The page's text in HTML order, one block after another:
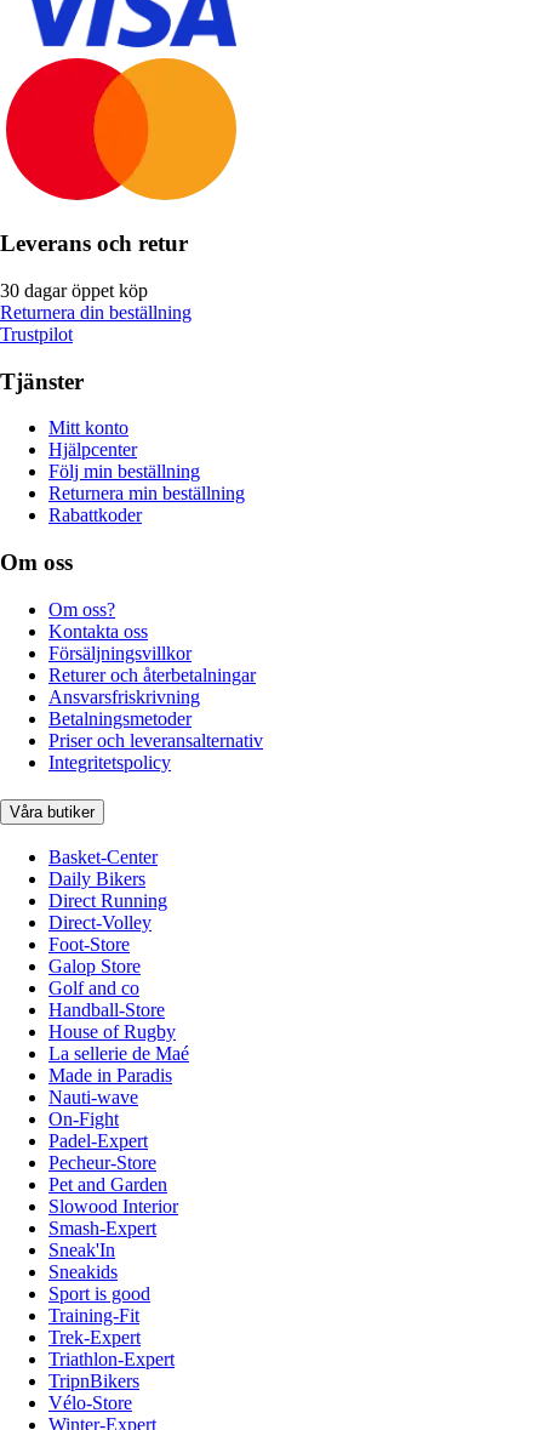
Leverans och retur
30 dagar öppet köp
Returnera din beställning
Trustpilot
Tjänster
Mitt konto
Hjälpcenter
Följ min beställning
Returnera min beställning
Rabattkoder
Om oss
Om oss?
Kontakta oss
Försäljningsvillkor
Returer och återbetalningar
Ansvarsfriskrivning
Betalningsmetoder
Priser och leveransalternativ
Integritetspolicy
Våra butiker
Basket-Center
Daily Bikers
Direct Running
Direct-Volley
Foot-Store
Galop Store
Golf and co
Handball-Store
House of Rugby
La sellerie de Maé
Made in Paradis
Nauti-wave
On-Fight
Padel-Expert
Pecheur-Store
Pet and Garden
Slowood Interior
Smash-Expert
Sneak'In
Sneakids
Sport is good
Training-Fit
Trek-Expert
Triathlon-Expert
TripnBikers
Vélo-Store
Winter-Expert